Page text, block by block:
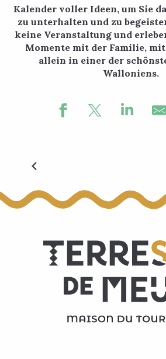
Kalender voller Ideen, um Sie
zu unterhalten und zu
keine Veranstaltung und
Momente mit der Familie,
allein in einer der
Walloniens.